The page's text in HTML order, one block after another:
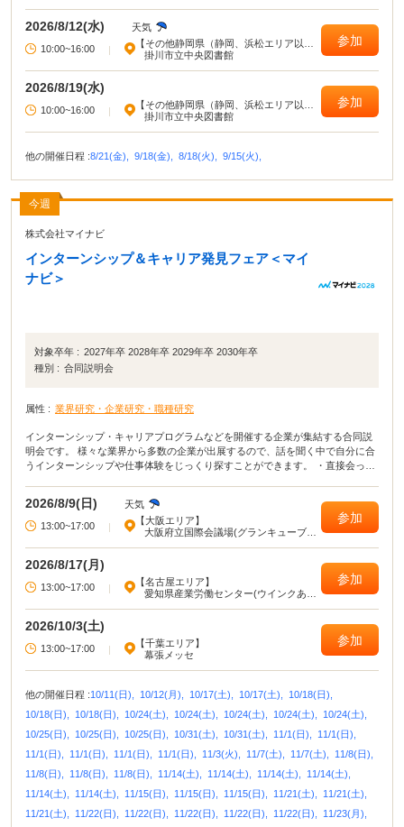
2026/8/12(水)
天気
10:00~16:00
|
【その他静岡県（静岡、浜松エリア以
外）】
掛川市立中央図書館
参加
2026/8/19(水)
10:00~16:00 |
【その他静岡県（静岡、浜松エリア以
外）】
掛川市立中央図書館
参加
他の開催日程 :8/21(金), 9/18(金), 8/18(火), 9/15(火),
今週
株式会社マイナビ
インターンシップ＆キャリア発見フェア＜マイ
ナビ＞
対象卒年 : 2027年卒 2028年卒 2029年卒 2030年卒
種別 : 合同説明会
属性 : 業界研究・企業研究・職種研究
インターンシップ・キャリアプログラムなどを開催する企業が集結する合同説
明会です。 様々な業界から多数の企業が出展するので、話を聞く中で自分に合
うインターンシップや仕事体験をじっくり探すことができます。 ・直接会って
2026/8/9(日)
天気
13:00~17:00
|
【大阪エリア】
大阪府立国際会議場(グランキューブ大
参加
2026/8/17(月)
13:00~17:00 |
【名古屋エリア】
愛知県産業労働センター(ウインクあい
参加
2026/10/3(土)
13:00~17:00 |
【千葉エリア】
幕張メッセ
参加
他の開催日程 :10/11(日), 10/12(月), 10/17(土), 10/17(土),
10/18(日),
10/18(日),
10/18(日), 10/24(土), 10/24(土), 10/24(土), 10/24(土),
10/24(土),
10/25(日),
10/25(日), 10/25(日), 10/31(土), 10/31(土), 11/1(日),
11/1(日),
11/1(日),
11/1(日), 11/1(日), 11/1(日), 11/3(火), 11/7(土), 11/7(土),
11/8(日),
11/8(日),
11/8(日), 11/8(日), 11/14(土), 11/14(土), 11/14(土),
11/14(土),
11/14(土),
11/14(土), 11/15(日), 11/15(日), 11/15(日), 11/21(土),
11/21(土),
11/21(土),
11/22(日), 11/22(日), 11/22(日), 11/22(日), 11/22(日),
11/23(月),